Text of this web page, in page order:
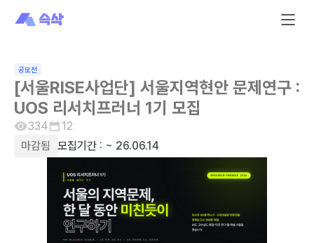
공모전
[서울RISE사업단] 서울지역현안 문제연구 :
UOS 리서치프러너 1기 모집
334
12
마감됨
모집기간 : ~ 26.06.14